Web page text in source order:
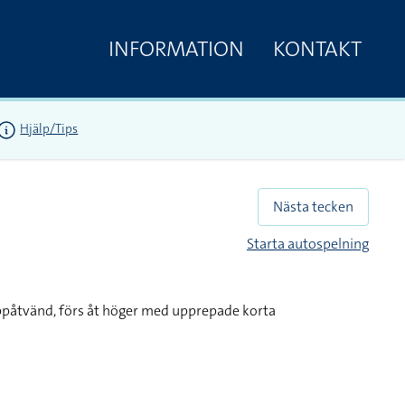
INFORMATION KONTAKT
Hjälp/Tips
Nästa tecken
Starta autospelning
förs åt höger med upprepade korta